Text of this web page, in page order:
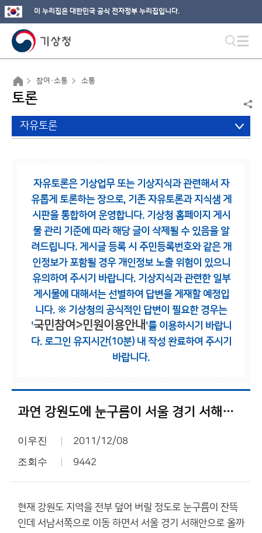
이 누리집은 대한민국 공식 전자정부 누리집입니다.
참여·소통 소통
토론
자유토론
자유토론은 기상업무 또는 기상지식과 관련해서 자
유롭게 토론하는 장으로, 기존 자유토론과 지식샘 게
시판을 통합하여 운영합니다. 기상청 홈페이지 게시
물 관리 기준에 따라 해당 글이 삭제될 수 있음을 알
려드립니다. 게시글 등록 시 주민등록번호와 같은 개
인정보가 포함될 경우 개인정보 노출 위험이 있으니
유의하여 주시기 바랍니다. 기상지식과 관련한 일부
게시물에 대해서는 선별하여 답변을 게재할 예정입
니다. ※ 기상청의 공식적인 답변이 필요한 경우는
'국민참여>민원이용안내 '를 이용하시기 바랍니
다. 로그인 유지시간(10분) 내 작성 완료하여 주시기
바랍니다.
과연 강원도에 눈구름이 서울 경기 서해안에????
이우진 2011/12/08
조회수 9442
현재 강원도 지역을 전부 덮어 버릴 정도로 눈구름이 잔뜩
인데 서남서쪽으로 이동 하면서 서울 경기 서해안으로 올까